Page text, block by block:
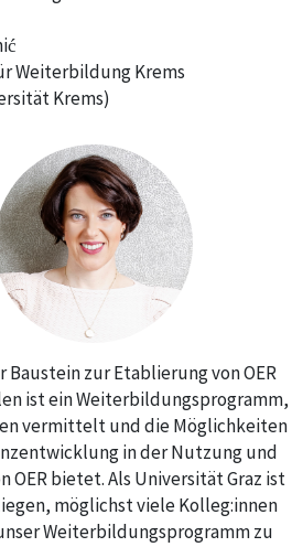
Weiterbildung Krems
Krems)
Baustein zur Etablierung von OER
ist ein Weiterbildungsprogramm,
vermittelt und die Möglichkeiten
in der Nutzung und
OER bietet. Als Universität Graz ist
möglichst viele Kolleg:innen
Weiterbildungsprogramm zu